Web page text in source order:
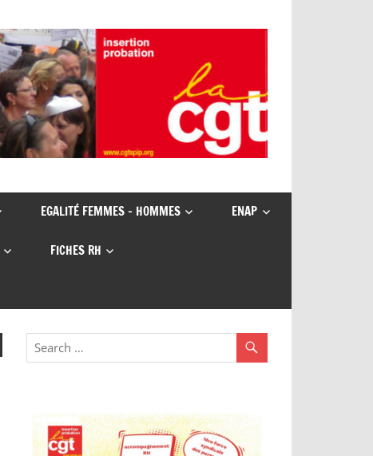
EGALITÉ FEMMES – HOMMES ENAP
FICHES RH